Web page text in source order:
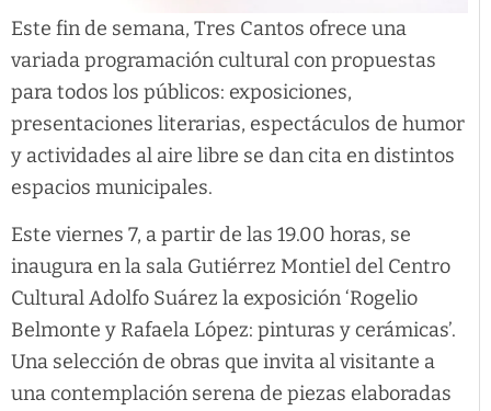
Este fin de semana, Tres Cantos ofrece una
variada programación cultural con propuestas
para todos los públicos: exposiciones,
presentaciones literarias, espectáculos de humor
y actividades al aire libre se dan cita en distintos
espacios municipales.
Este viernes 7, a partir de las 19.00 horas, se
inaugura en la sala Gutiérrez Montiel del Centro
Cultural Adolfo Suárez la exposición ‘Rogelio
Belmonte y Rafaela López: pinturas y cerámicas’.
Una selección de obras que invita al visitante a
una contemplación serena de piezas elaboradas